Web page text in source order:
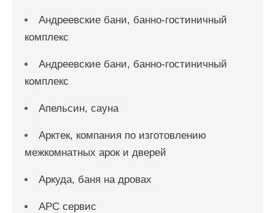
Андреевские бани, банно-гостиничный
комплекс
Андреевские бани, банно-гостиничный
комплекс
Апельсин, сауна
Арктек, компания по изготовлению
межкомнатных арок и дверей
Аркуда, баня на дровах
АРС сервис